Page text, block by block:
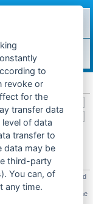
Forum.
mich sehr freuen!
bleiben
0 unsichtbare Mitglieder und
10 Minuten)
21:19 gleichzeitig online
to
revoke or
for the
transfer data
of data
transfer to
data may be
third-party
You can, of
any time.